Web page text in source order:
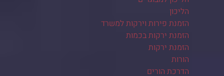
הליכון
הזמנת פירות וירקות למשרד
הזמנת ירקות בכמות
הזמנת ירקות
הורות
הדרכת הורים